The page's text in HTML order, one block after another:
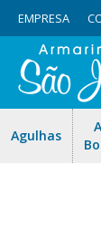
EMPRESA
Agulhas